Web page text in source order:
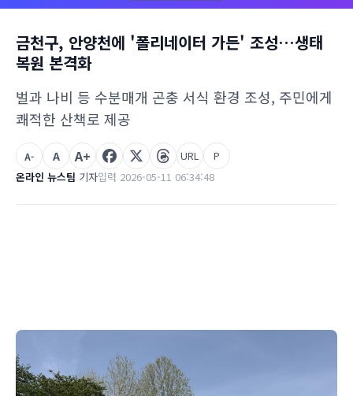
금천구, 안양천에 '폴리네이터 가든' 조성…생태
복원 본격화
벌과 나비 등 수분매개 곤충 서식 환경 조성, 주민에게
쾌적한 산책로 제공
온라인 뉴스팀 기자입력 2026-05-11 06:34:48
A- A A+ URL P